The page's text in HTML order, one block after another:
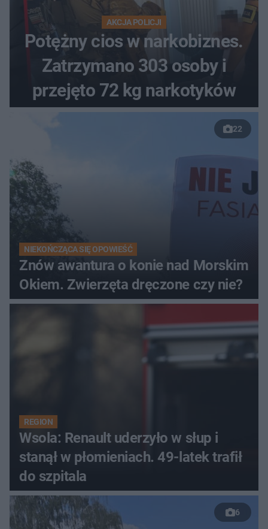
AKCJA POLICJI
Potężny cios w narkobiznes.
Zatrzymano 303 osoby i
przejęto 72 kg narkotyków
22
NIEKOŃCZĄCA SIĘ OPOWIEŚĆ
Znów awantura o konie nad Morskim
Okiem. Zwierzęta dręczone czy nie?
REGION
Wsola: Renault uderzyło w słup i
stanął w płomieniach. 49-latek trafił
do szpitala
6